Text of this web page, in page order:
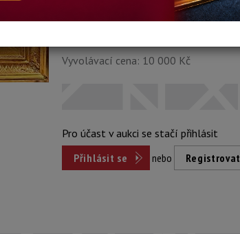
Vyvolávací cena: 10 000 Kč
Pro účast v aukci se stačí přihlásit
Přihlásit se
nebo Registrovat